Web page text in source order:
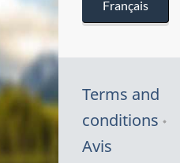
Français
Terms and
conditions
Avis